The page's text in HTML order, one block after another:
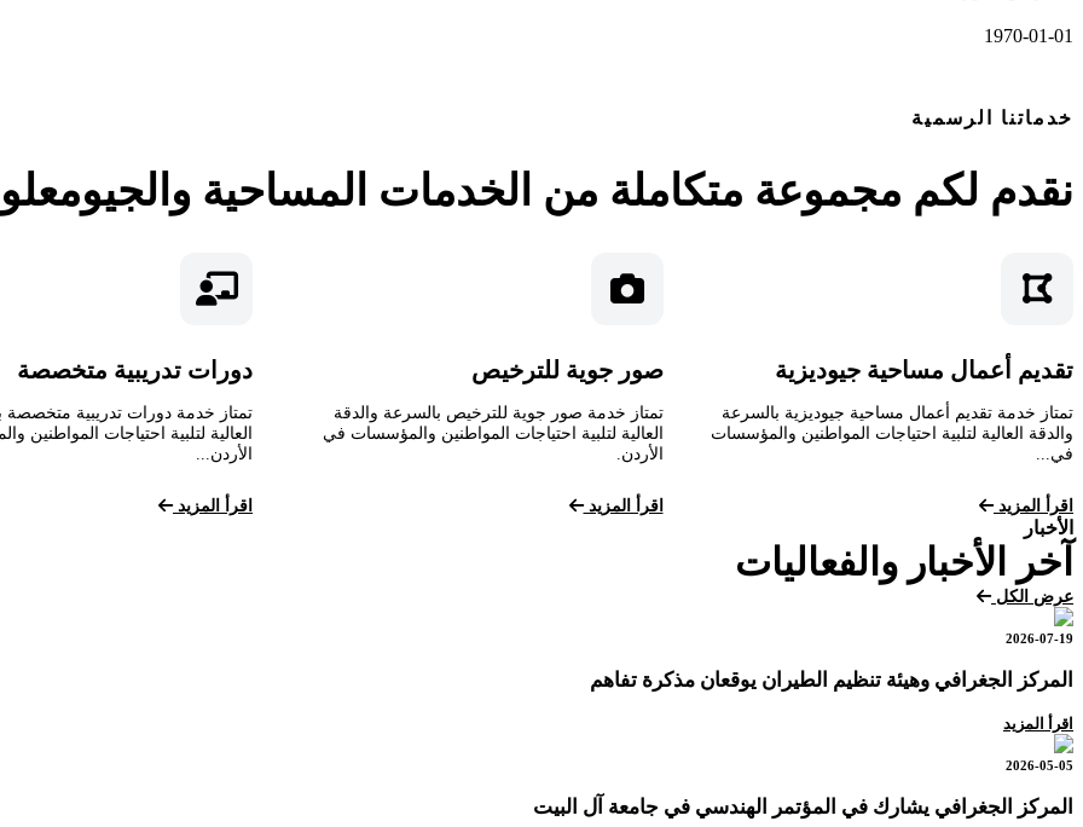
1970-01-01
خدماتنا الرسمية
نقدم لكم مجموعة متكاملة من الخدمات المساحية
تقديم أعمال مساحية جيوديزية
تمتاز خدمة تقديم أعمال مساحية جيوديزية بالسرعة
والدقة العالية لتلبية احتياجات المواطنين والمؤسسات
في...
اقرأ المزيد
صور جوية للترخيص
تمتاز خدمة صور جوية للترخيص بالسرعة والدقة
العالية لتلبية احتياجات المواطنين والمؤسسات في
الأردن.
اقرأ المزيد
دورات تدريبية متخصصة
تمتاز خدمة دورات تدريبية متخصصة
العالية لتلبية احتياجات المواطنين
الأردن...
اقرأ المزيد
الأخبار
آخر الأخبار والفعاليات
عرض الكل
2026-07-19
المركز الجغرافي وهيئة تنظيم الطيران يوقعان مذكرة تفاهم
اقرأ المزيد
2026-05-05
المركز الجغرافي يشارك في المؤتمر الهندسي في جامعة آل البيت